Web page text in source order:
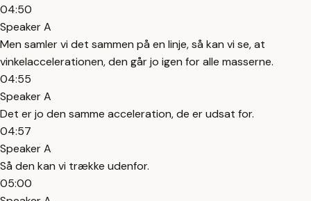
04:50
Speaker A
Men samler vi det sammen på en linje, så kan vi se, at
vinkelaccelerationen, den går jo igen for alle masserne.
04:55
Speaker A
Det er jo den samme acceleration, de er udsat for.
04:57
Speaker A
Så den kan vi trække udenfor.
05:00